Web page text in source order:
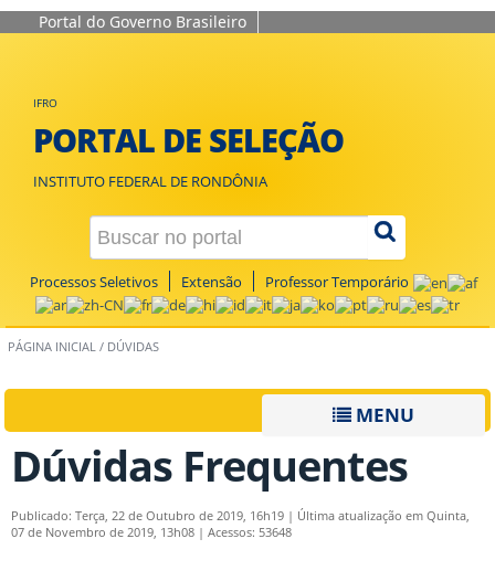
Portal do Governo Brasileiro
IFRO
PORTAL DE SELEÇÃO
INSTITUTO FEDERAL DE RONDÔNIA
Processos Seletivos Extensão Professor Temporário
PÁGINA INICIAL / DÚVIDAS
MENU
Dúvidas Frequentes
Publicado: Terça, 22 de Outubro de 2019, 16h19 | Última atualização em Quinta,
07 de Novembro de 2019, 13h08 | Acessos: 53648